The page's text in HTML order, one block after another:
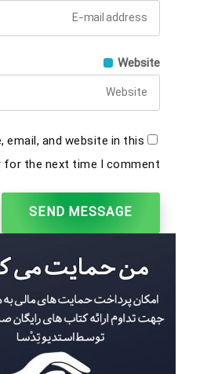
Website
email, and website in this
the next time I comment.